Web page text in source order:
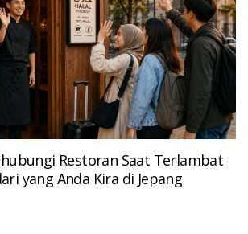
Restoran Saat Terlambat
yang Anda Kira di Jepang